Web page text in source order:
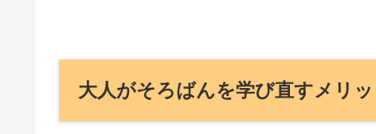
大人がそろばんを学び直すメリ